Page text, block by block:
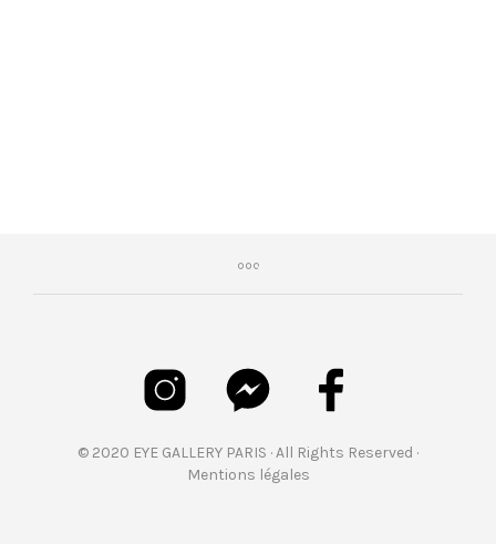
© 2020 EYE GALLERY PARIS · All Rights Reserved ·
Mentions légales